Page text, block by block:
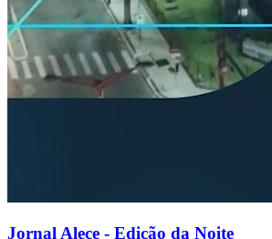
Jornal Alece - Edição da Noite